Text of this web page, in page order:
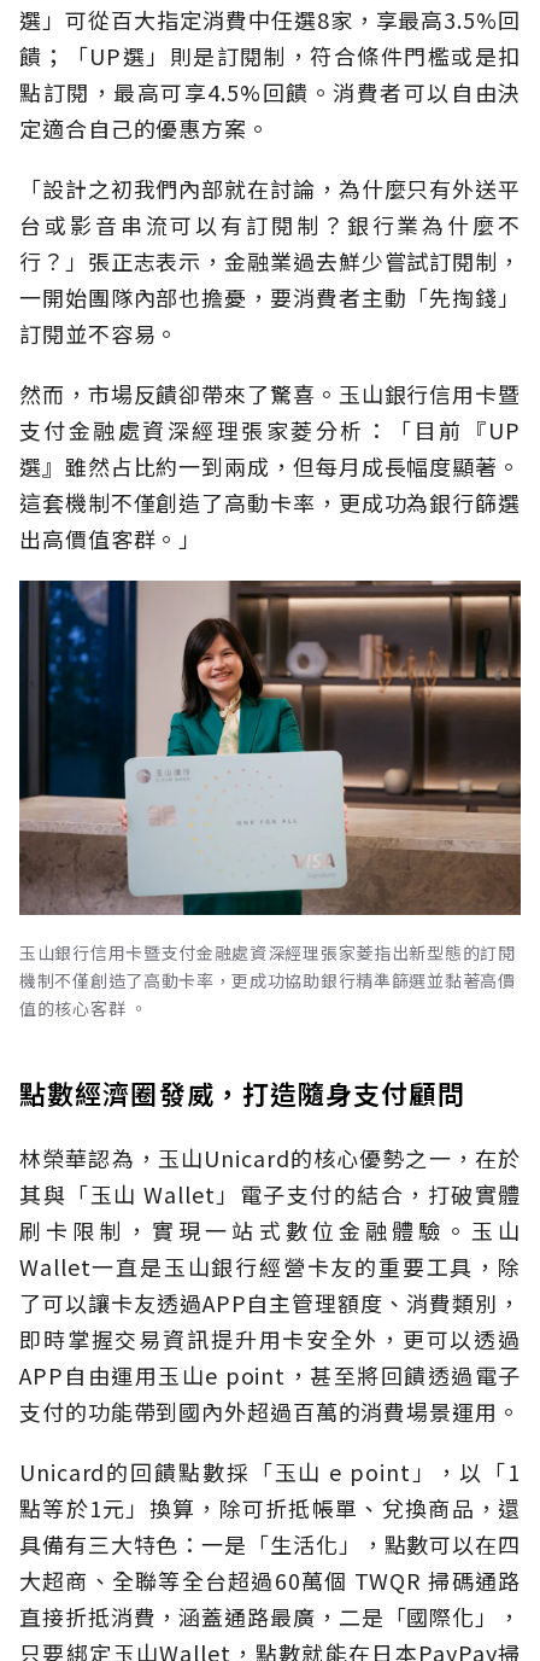
選」可從百大指定消費中任選8家，享最高3.5%回
饋；「UP選」則是訂閱制，符合條件門檻或是扣
點訂閱，最高可享4.5%回饋。消費者可以自由決
定適合自己的優惠方案。
「設計之初我們內部就在討論，為什麼只有外送平
台或影音串流可以有訂閱制？銀行業為什麼不
行？」張正志表示，金融業過去鮮少嘗試訂閱制，
一開始團隊內部也擔憂，要消費者主動「先掏錢」
訂閱並不容易。
然而，市場反饋卻帶來了驚喜。玉山銀行信用卡暨
支付金融處資深經理張家菱分析：「目前『UP
選』雖然占比約一到兩成，但每月成長幅度顯著。
這套機制不僅創造了高動卡率，更成功為銀行篩選
出高價值客群。」
玉山銀行信用卡暨支付金融處資深經理張家菱指出新型態的訂閱
機制不僅創造了高動卡率，更成功協助銀行精準篩選並黏著高價
值的核心客群 。
點數經濟圈發威，打造隨身支付顧問
林榮華認為，玉山Unicard的核心優勢之一，在於
其與「玉山 Wallet」電子支付的結合，打破實體
刷卡限制，實現一站式數位金融體驗。玉山
Wallet一直是玉山銀行經營卡友的重要工具，除
了可以讓卡友透過APP自主管理額度、消費類別，
即時掌握交易資訊提升用卡安全外，更可以透過
APP自由運用玉山e point，甚至將回饋透過電子
支付的功能帶到國內外超過百萬的消費場景運用。
Unicard的回饋點數採「玉山 e point」，以「1
點等於1元」換算，除可折抵帳單、兌換商品，還
具備有三大特色：一是「生活化」，點數可以在四
大超商、全聯等全台超過60萬個 TWQR 掃碼通路
直接折抵消費，涵蓋通路最廣，二是「國際化」，
只要綁定玉山Wallet，點數就能在日本PayPay掃